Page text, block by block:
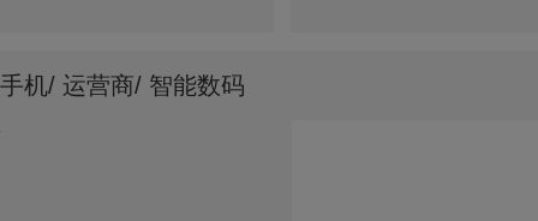
手机/ 运营商/ 智能数码